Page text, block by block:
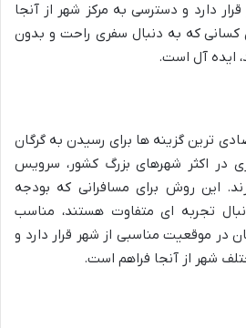
دارد و دسترسی به مرکز شهر از آنجا
که به دنبال سفری راحت و بدون
ایده آل است.
ترین گزینه ها برای رسیدن به گرگان
در اکثر شهرهای بزرگ کشور، سرویس
این روش برای مسافرانی که بودجه
تجربه ای متفاوت هستند، مناسب
در موقعیت مناسبی از شهر قرار دارد و
شهر از آنجا فراهم است.